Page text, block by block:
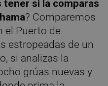
si la comparas
? Comparemos
el Puerto de
estropeadas de un
si analizas la
grúas nuevas y